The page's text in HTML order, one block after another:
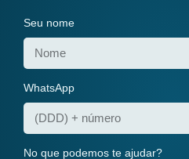
Seu nome
WhatsApp
No que podemos te ajudar?